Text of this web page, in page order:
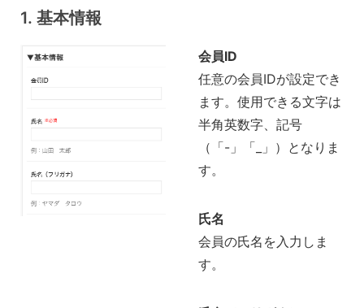
1. 基本情報
会員ID
任意の会員IDが設定でき
ます。使用できる文字は
半角英数字、記号
（「-」「_」）となりま
す。
氏名
会員の氏名を入力しま
す。